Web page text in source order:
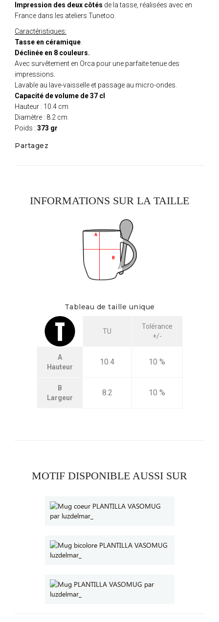
Impression des deux côtés de la tasse, réalisées avec en
France dans les ateliers Tunetoo.
Caractéristiques:
Tasse en céramique
Déclinée en 8 couleurs.
Avec survêtement en Orca pour une parfaite tenue des
impressions.
Lavable au lave-vaisselle et passage au micro-ondes.
Capacité de volume de 37 cl
Hauteur : 10.4 cm
Diamètre : 8.2 cm
Poids : 373 gr
Partagez
INFORMATIONS SUR LA TAILLE
Tableau de taille unique
TU
Tolérance
+/-
A
Hauteur
10.4 10 %
B
Largeur
8.2 10 %
MOTIF DISPONIBLE AUSSI SUR